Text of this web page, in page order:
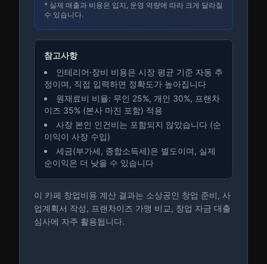
* 실제 매출과 비용은 입지, 운영 역량에 따라 크게 달라질
수 있습니다.
참고사항
인테리어·장비 비용은 시장 평균 기준 자동 추
정이며, 직접 입력하면 정확도가 높아집니다
원재료비 비율: 무인 25%, 개인 30%, 프랜차
이즈 35% (본사 마진 포함) 적용
사장 본인 인건비는 포함되지 않았습니다 (순
이익이 사장 수입)
세금(부가세, 종합소득세)은 별도이며, 실제
순이익은 더 낮을 수 있습니다
이 카페 창업비용 계산 결과는 소상공인 창업 준비, 사
업계획서 작성, 프랜차이즈 가맹 비교, 창업 자금 대출
심사에 자주 활용됩니다.